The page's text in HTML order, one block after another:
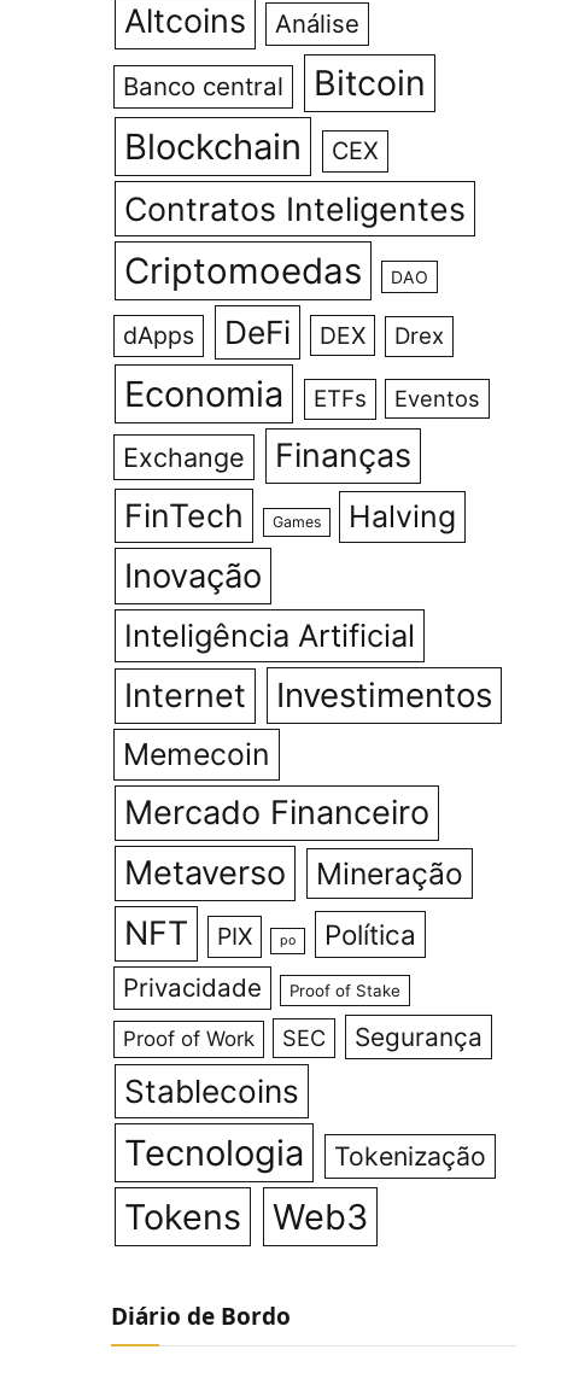
Altcoins Análise
Banco central
Bitcoin
Blockchain
CEX
Contratos Inteligentes
Criptomoedas DAO
dApps DeFi DEX Drex
Economia ETFs Eventos
Exchange Finanças
FinTech Games Halving
Inovação
Inteligência Artificial
Internet Investimentos
Memecoin
Mercado Financeiro
Metaverso
Mineração
NFT PIX po Política
Privacidade Proof of Stake
Proof of Work SEC Segurança
Stablecoins
Tecnologia Tokenização
Tokens Web3
Diário de Bordo